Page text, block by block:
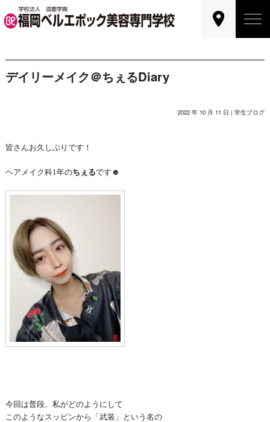
デイリーメイク＠ちぇるDiary
2022 年 10 月 11 日 |学生ブログ
皆さんお久しぶりです！
ヘアメイク科1年のちぇるです☻
今回は普段、私がどのようにして
このようなスッピンから「武装」という名の